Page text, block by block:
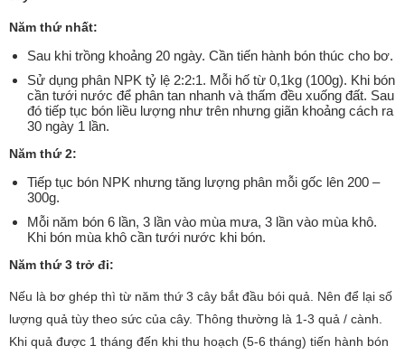
Năm thứ nhất:
Sau khi trồng khoảng 20 ngày. Cần tiến hành bón thúc cho bơ.
Sử dụng phân NPK tỷ lệ 2:2:1. Mỗi hố từ 0,1kg (100g). Khi bón
cần tưới nước để phân tan nhanh và thấm đều xuống đất. Sau
đó tiếp tục bón liều lượng như trên nhưng giãn khoảng cách ra
30 ngày 1 lần.
Năm thứ 2:
Tiếp tục bón NPK nhưng tăng lượng phân mỗi gốc lên 200 –
300g.
Mỗi năm bón 6 lần, 3 lần vào mùa mưa, 3 lần vào mùa khô.
Khi bón mùa khô cần tưới nước khi bón.
Năm thứ 3 trở đi:
Nếu là bơ ghép thì từ năm thứ 3 cây bắt đầu bói quả. Nên để lại số
lượng quả tùy theo sức của cây. Thông thường là 1-3 quả / cành.
Khi quả được 1 tháng đến khi thu hoạch (5-6 tháng) tiến hành bón